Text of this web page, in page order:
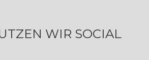
WIR SOCIAL